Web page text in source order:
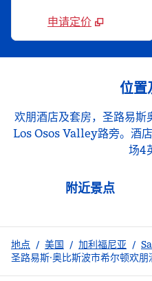
申请定价
位置
欢朋酒店及套房，圣路易斯
Los Osos Valley路旁。酒
场4
附近景点
地点 / 美国 / 加利福尼亚 /
圣路易斯·奥比斯波市希尔顿欢朋